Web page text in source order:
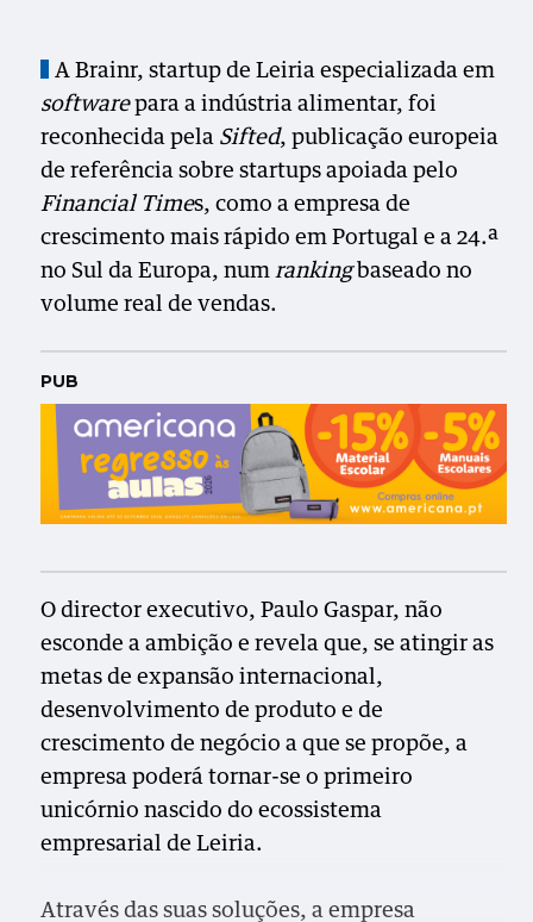
A Brainr, startup de Leiria especializada em
softwarepara a indústria alimentar, foi
reconhecida pela Sifted, publicação europeia
de referência sobre startups apoiada pelo
Financial Times, como a empresa de
crescimento mais rápido em Portugal e a 24.ª
no Sul da Europa, numrankingbaseado no
volume real de vendas.
PUB
O director executivo, Paulo Gaspar, não
esconde a ambição e revela que, se atingir as
metas de expansão internacional,
desenvolvimento de produto e de
crescimento de negócio a que se propõe, a
empresa poderá tornar-se o primeiro
unicórnio nascido do ecossistema
empresarial de Leiria.
Através das suas soluções, a empresa